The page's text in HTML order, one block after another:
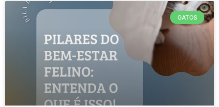
GATOS